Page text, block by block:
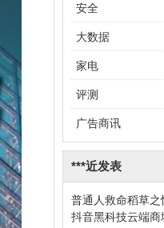
安全
大数据
家电
评测
广告商讯
***近发表
普通人救命稻草
抖音黑科技云端商